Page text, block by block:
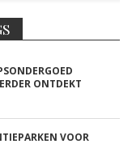
ONTDEKT
VOOR